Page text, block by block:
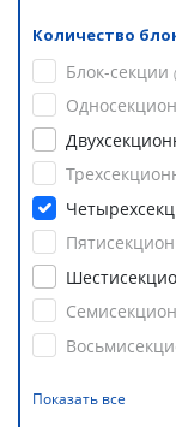
Количество
Блок-секции (
Показать все